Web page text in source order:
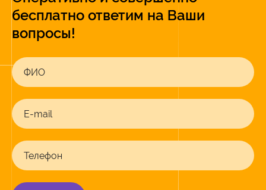
бесплатно ответим на Ваши
вопросы!
ФИО
E-mail
Телефон